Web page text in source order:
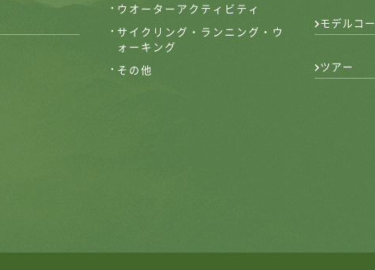
ウオーターアクティビティ
サイクリング・ランニング・ウ
ォーキング
その他
モデルコ
ツアー